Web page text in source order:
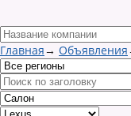
Главная→ Объявления